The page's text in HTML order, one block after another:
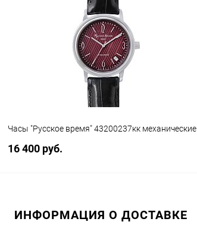
Сравнение
В наличии
Часы "Русское время" 43200237кк механические
16 400 руб.
ИНФОРМАЦИЯ О ДОСТАВКЕ